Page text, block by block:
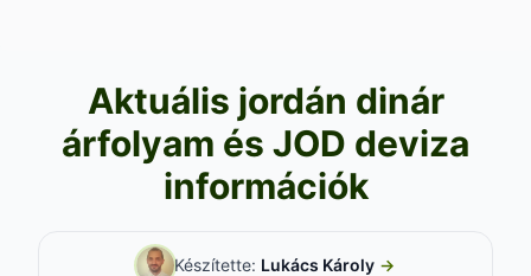
Aktuális jordán dinár
árfolyam és JOD deviza
információk
Készítette: Lukács Károly →